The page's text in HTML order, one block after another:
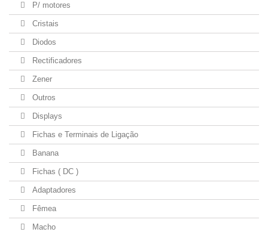
P/ motores
Cristais
Diodos
Rectificadores
Zener
Outros
Displays
Fichas e Terminais de Ligação
Banana
Fichas ( DC )
Adaptadores
Fêmea
Macho